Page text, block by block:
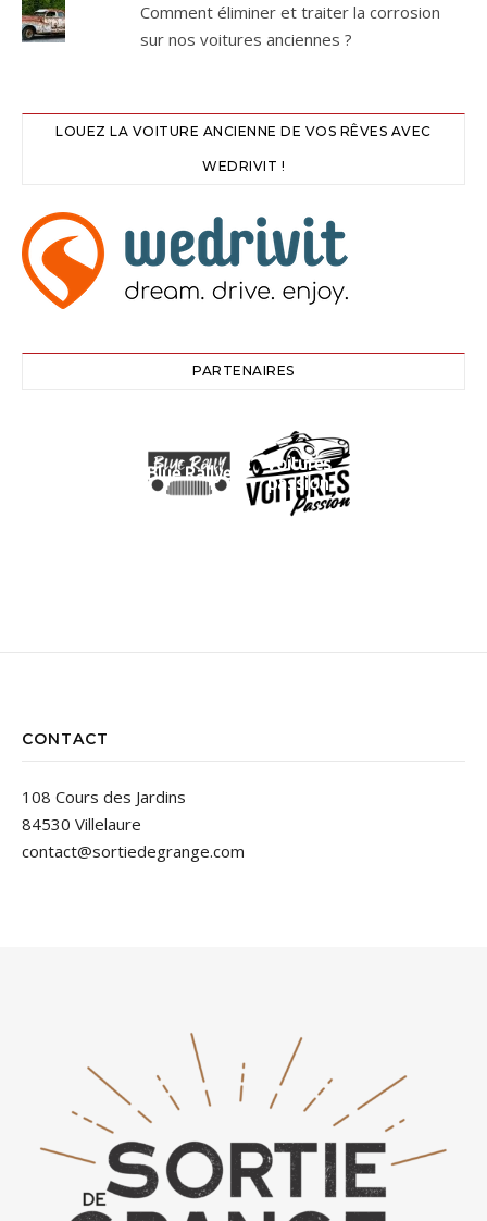
Comment éliminer et traiter la corrosion
sur nos voitures anciennes ?
LOUEZ LA VOITURE ANCIENNE DE VOS RÊVES AVEC
WEDRIVIT !
PARTENAIRES
Blue Rallye
Voitures
passion
CONTACT
108 Cours des Jardins
84530 Villelaure
contact@sortiedegrange.com